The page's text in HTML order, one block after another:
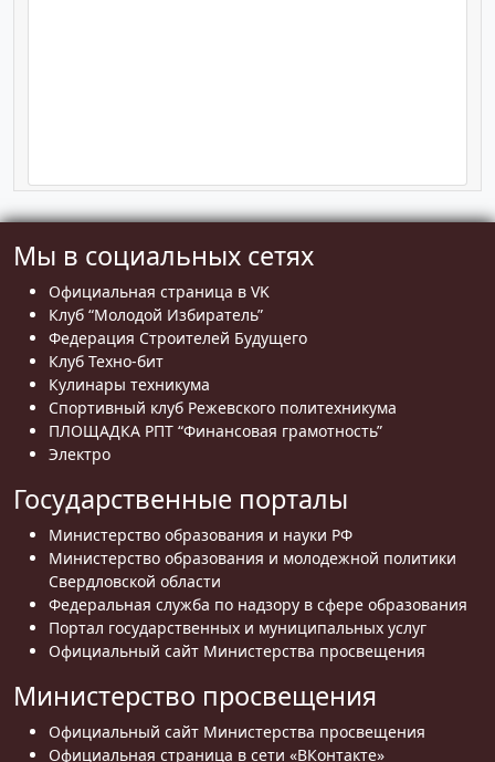
Мы в социальных сетях
Официальная страница в VK
Клуб “Молодой Избиратель”
Федерация Строителей Будущего
Клуб Техно-бит
Кулинары техникума
Спортивный клуб Режевского политехникума
ПЛОЩАДКА РПТ “Финансовая грамотность”
Электро
Государственные порталы
Министерство образования и науки РФ
Министерство образования и молодежной политики
Свердловской области
Федеральная служба по надзору в сфере образования
Портал государственных и муниципальных услуг
Официальный сайт Министерства просвещения
Министерство просвещения
Официальный сайт Министерства просвещения
Официальная страница в сети «ВКонтакте»